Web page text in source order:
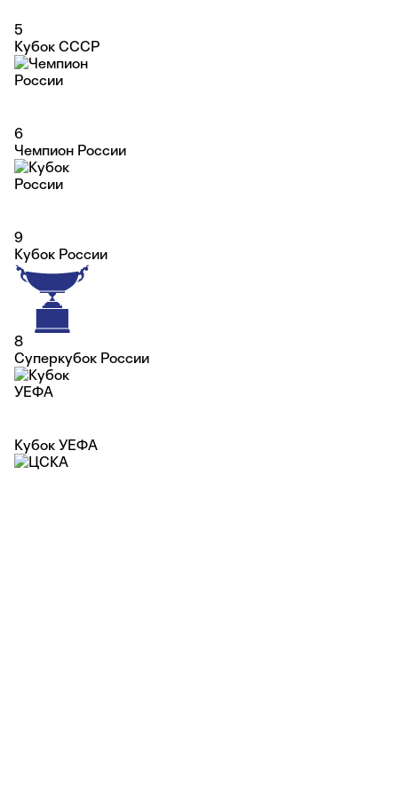
5
Кубок СССР
6
Чемпион России
9
Кубок России
8
Суперкубок России
Кубок УЕФА